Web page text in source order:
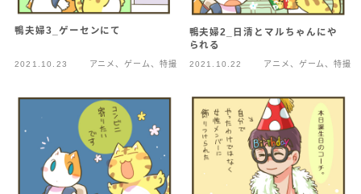
鴨夫婦3_ゲーセンにて
2021.10.23 アニメ、ゲーム、特撮
鴨夫婦2_日清とマルちゃんにや
られる
2021.10.22 アニメ、ゲーム、特撮